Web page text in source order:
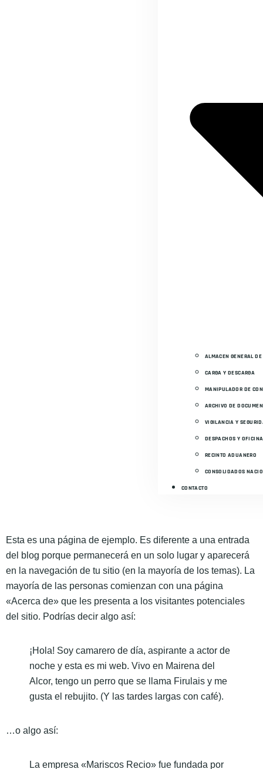
ALMACEN GENERAL
CARGA Y DESCARGA
MANIPULADOR DE
ARCHIVO DE
VIGILANCIA Y
DESPACHOS Y
RECINTO ADUANERO
CONSOLIDADOS
CONTACTO
Esta es una página de ejemplo. Es diferente a una entrada
del blog porque permanecerá en un solo lugar y aparecerá
en la navegación de tu sitio (en la mayoría de los temas). La
mayoría de las personas comienzan con una página
«Acerca de» que les presenta a los visitantes potenciales
del sitio. Podrías decir algo así:
¡Hola! Soy camarero de día, aspirante a actor de
noche y esta es mi web. Vivo en Mairena del
Alcor, tengo un perro que se llama Firulais y me
gusta el rebujito. (Y las tardes largas con café).
…o algo así:
La empresa «Mariscos Recio» fue fundada por